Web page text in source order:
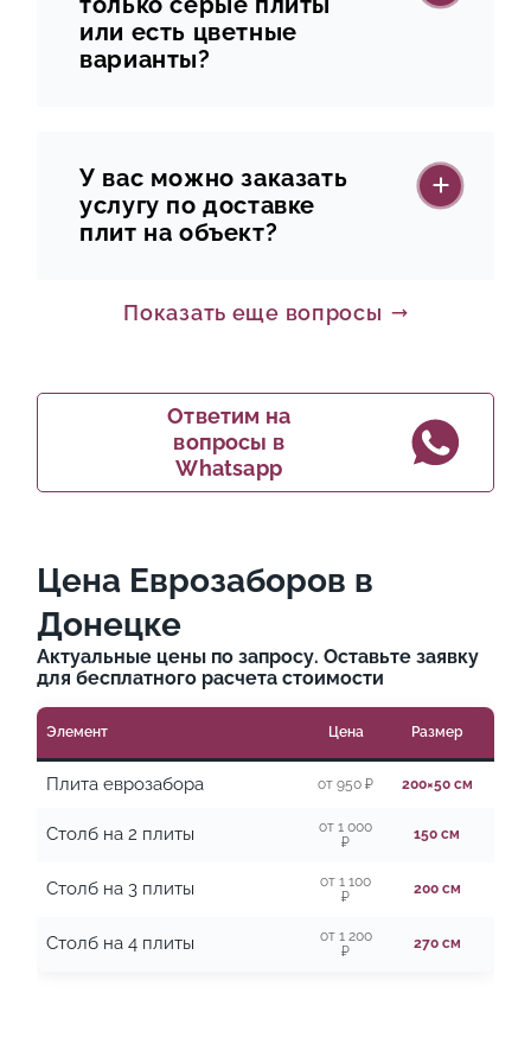
или есть цветные
варианты?
У вас можно заказать
услугу по доставке
плит на объект?
Показать еще вопросы
Ответим на
вопросы в
Whatsapp
Цена Еврозаборов в
Донецке
Актуальные цены по запросу. Оставьте заявку
для бесплатного расчета стоимости
Элемент Цена Размер
Плита еврозабора от 950 ₽ 200×50 см
Столб на 2 плиты
от 1 000
₽
150 см
Столб на 3 плиты
от 1 100
₽
200 см
Столб на 4 плиты
от 1 200
₽
270 см